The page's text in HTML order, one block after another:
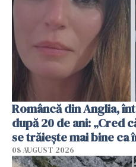
Româncă din Anglia,
după 20 de ani: „Cred
se trăiește mai bine ca
08 AUGUST 2026